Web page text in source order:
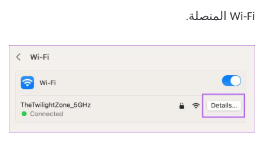
Wi-Fi المتصلة.